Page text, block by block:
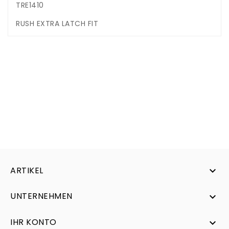
TRE1410
RUSH EXTRA LATCH FIT
ARTIKEL 
UNTERNEHMEN 
IHR KONTO 